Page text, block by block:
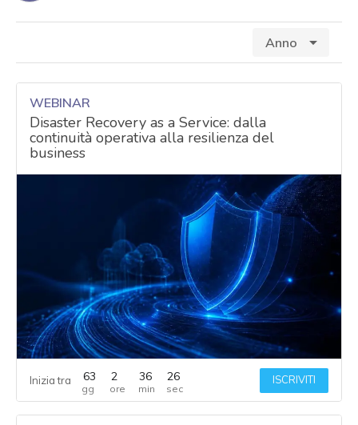
Anno
Seleziona
anni
per
i
risultati.
WEBINAR
Disaster Recovery as a Service: dalla
continuità operativa alla resilienza del
business
Inizia tra 63 2 36 25 ISCRIVITI